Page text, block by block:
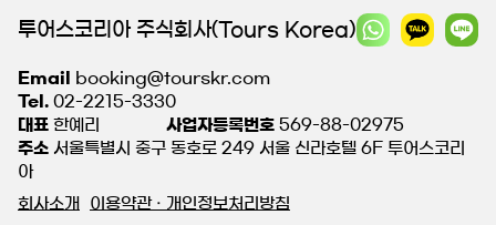
투어스코리아 주식회사(Tours Korea)
Email
booking@tourskr.com
Tel. 02-2215-3330
대표 한예리 사업자등록번호 569-88-02975
주소 서울특별시 중구 동호로 249 서울 신라호텔 6F 투어스코리
아
회사소개
이용약관 · 개인정보처리방침